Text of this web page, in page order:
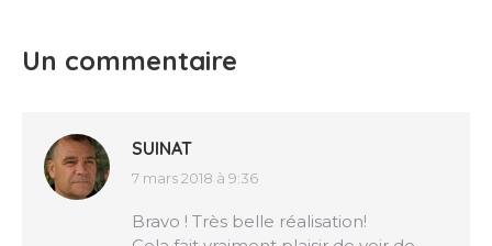
Un commentaire
SUINAT
dit
7 mars 2018 à 9:36
Bravo ! Très belle réalisation!